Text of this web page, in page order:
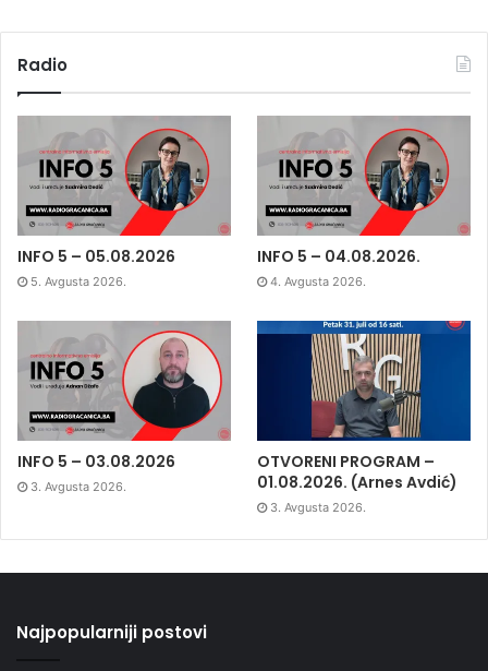
Radio
INFO 5 – 05.08.2026
5. Avgusta 2026.
INFO 5 – 04.08.2026.
4. Avgusta 2026.
INFO 5 – 03.08.2026
3. Avgusta 2026.
OTVORENI PROGRAM –
01.08.2026. (Arnes Avdić)
3. Avgusta 2026.
Najpopularniji postovi